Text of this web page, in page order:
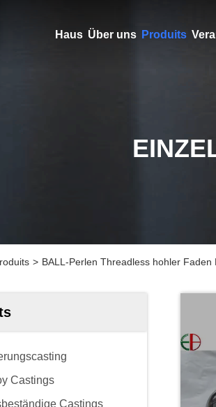
Haus Über uns Produits
> BALL-Perlen Threadless hohler
Castings
Castings